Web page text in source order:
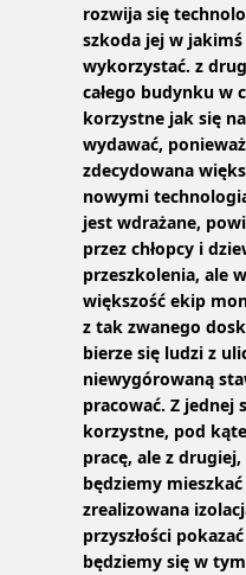
rozwija się
szkoda jej w
wykorzystać. z
całego budynku w
korzystne jak się
wydawać,
zdecydowana
nowymi
jest wdrażane,
przez chłopcy i
przeszkolenia, ale
większość ekip
z tak zwanego
bierze się ludzi z
niewygórowaną
pracować. Z jednej
korzystne, pod
pracę, ale z
będziemy
zrealizowana
przyszłości
będziemy się w